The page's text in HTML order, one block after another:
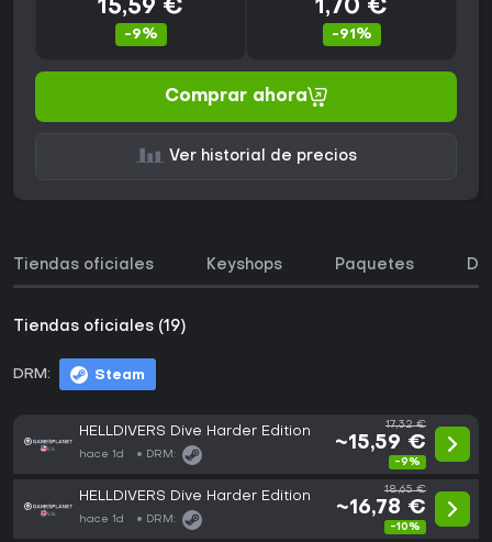
15,59 €
-9%
1,70 €
-91%
Comprar ahora
Ver historial de precios
Tiendas oficiales Keyshops Paquetes
Tiendas oficiales (19)
DRM: Steam
HELLDIVERS Dive Harder Edition
hace 1d DRM:
17,32 €
~15,59 €
-9%
HELLDIVERS Dive Harder Edition
hace 1d DRM:
18,65 €
~16,78 €
-10%